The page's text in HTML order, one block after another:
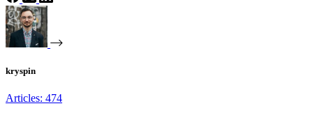
kryspin
Articles: 474